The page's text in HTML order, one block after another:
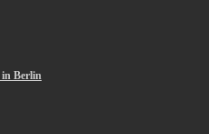
in Berlin